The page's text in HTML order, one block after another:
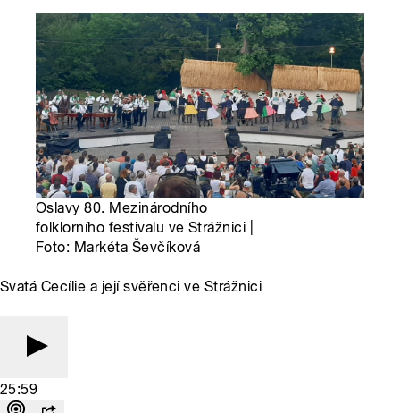
Oslavy 80. Mezinárodního
folklorního festivalu ve Strážnici |
Foto: Markéta Ševčíková
Svatá Cecílie a její svěřenci ve Strážnici
25:59